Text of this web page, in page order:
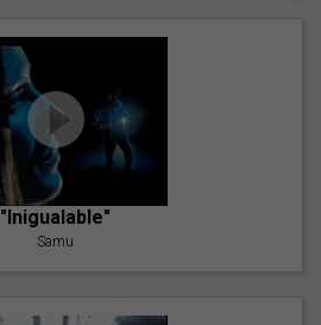
"Inigualable"
Samu